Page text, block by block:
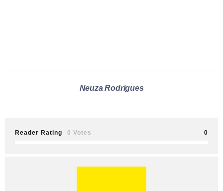
Neuza Rodrigues
Reader Rating 0 Votes 0